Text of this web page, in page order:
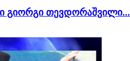
გიორგი თევდორაშვილი...